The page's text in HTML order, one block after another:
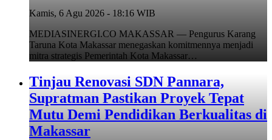
Kamis, 6 Agu 2026 - 18:16 WIB
MEDIASINERGI.CO MAKASSAR — Pengurus Karang
Taruna Kota Makassar menegaskan komitmennya menjadi
mitra strategis Pemerintah Kota Makassar…
Tinjau Renovasi SDN Pannara,
Supratman Pastikan Proyek Tepat
Mutu Demi Pendidikan Berkualitas di
Makassar